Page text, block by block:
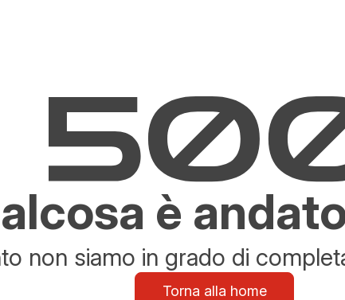
è
non siamo in grado di
Torna alla home